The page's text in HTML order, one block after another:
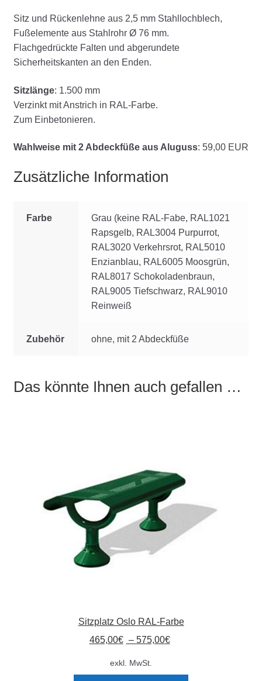
Sitz und Rückenlehne aus 2,5 mm Stahllochblech,
Fußelemente aus Stahlrohr Ø 76 mm.
Flachgedrückte Falten und abgerundete
Sicherheitskanten an den Enden.
Sitzlänge: 1.500 mm
Verzinkt mit Anstrich in RAL-Farbe.
Zum Einbetonieren.
Wahlweise mit 2 Abdeckfüße aus Aluguss: 59,00 EUR
Zusätzliche Information
Farbe
Grau (keine RAL-Fabe, RAL1021
Rapsgelb, RAL3004 Purpurrot,
RAL3020 Verkehrsrot, RAL5010
Enzianblau, RAL6005 Moosgrün,
RAL8017 Schokoladenbraun,
RAL9005 Tiefschwarz, RAL9010
Reinweiß
Zubehör ohne, mit 2 Abdeckfüße
Das könnte Ihnen auch gefallen …
Sitzplatz Oslo RAL-Farbe
465,00€ – 575,00€
exkl. MwSt.